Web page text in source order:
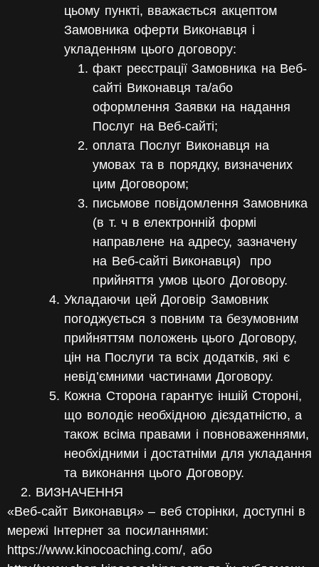
цьому пункті, вважається акцептом
Замовника оферти Виконавця і
укладенням цього договору:
факт реєстрації Замовника на Веб-
сайті Виконавця та/або
оформлення Заявки на надання
Послуг на Веб-сайті;
оплата Послуг Виконавця на
умовах та в порядку, визначених
цим Договором;
письмове повідомлення Замовника
(в т. ч в електронній формі
направлене на адресу, зазначену
на Веб-сайті Виконавця)
про
прийняття умов цього Договору.
Укладаючи цей Договір Замовник
погоджується з повним та безумовним
прийняттям положень цього Договору,
цін на Послуги та всіх додатків, які є
невід’ємними частинами Договору.
Кожна Сторона гарантує іншій Стороні,
що володіє необхідною дієздатністю, а
також всіма правами і повноваженнями,
необхідними і достатніми для укладання
та виконання цього Договору.
ВИЗНАЧЕННЯ
«Веб-сайт Виконавця»– веб сторінки, доступні в
мережі Інтернет за посиланнями:
https://www.kinocoaching.com/, або